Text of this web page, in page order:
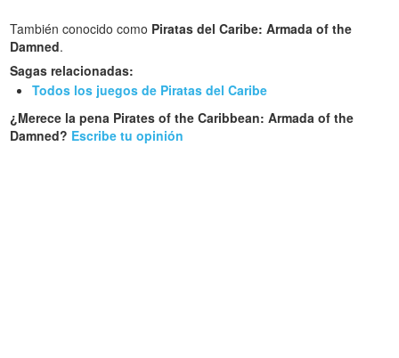
También conocido como Piratas del Caribe: Armada of the
Damned.
Sagas relacionadas:
Todos los juegos de Piratas del Caribe
¿Merece la pena Pirates of the Caribbean: Armada of the
Damned? Escribe tu opinión